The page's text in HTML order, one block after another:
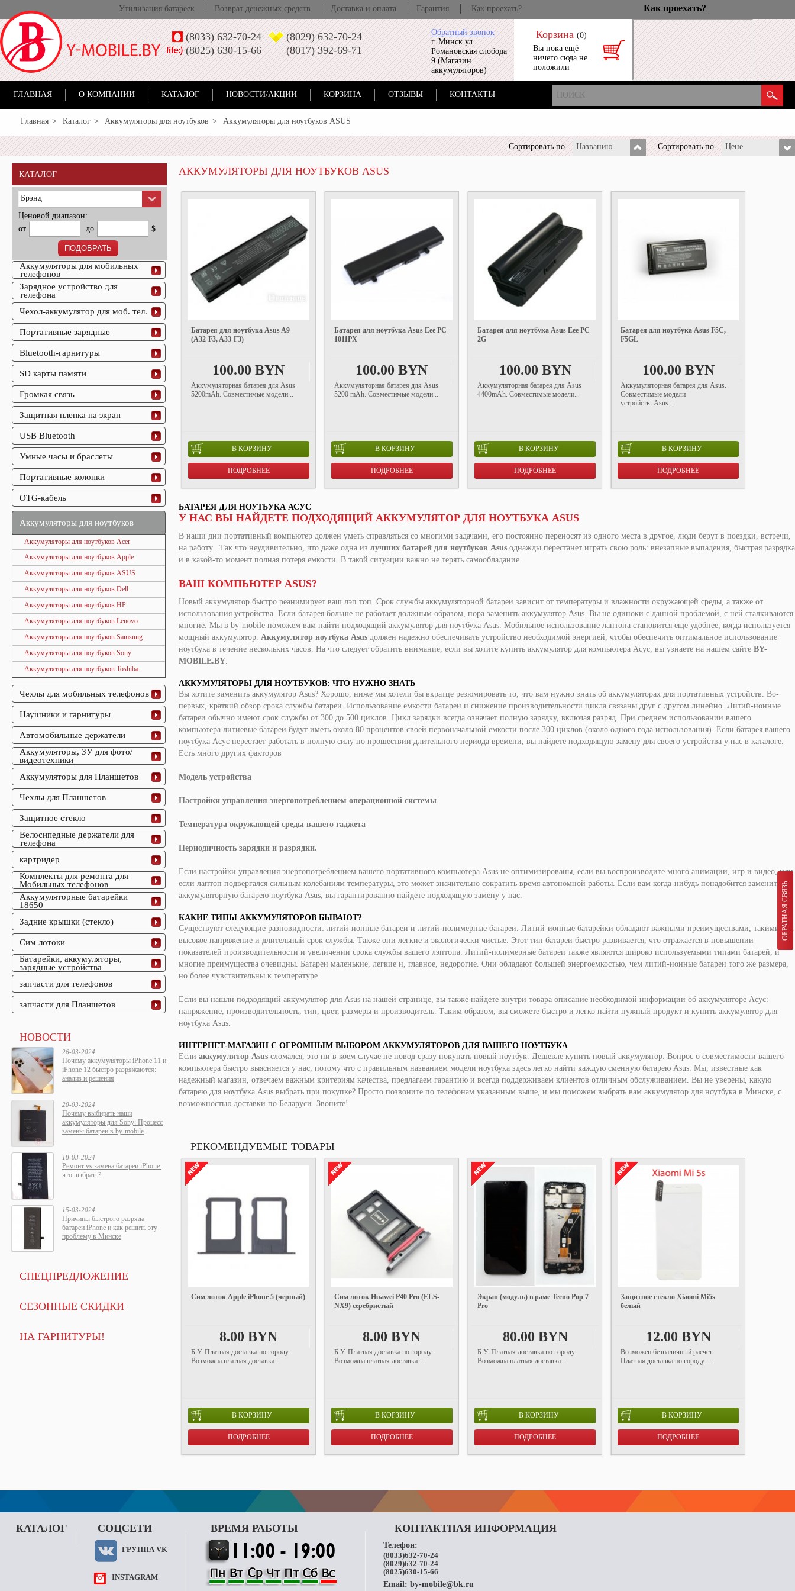
ОБРАТНАЯ СВЯЗЬ
Утилизация батареек Возврат денежных средств Доставка и оплата Гарантия Как проехать? Как проехать?
Обратный звонок
г. Минск ул.
Романовская слобода
9 (Магазин
аккумуляторов)
Корзина (0)
Вы пока ещё
ничего сюда не
положили
(8033) 632-70-24
(8029) 632-70-24
(8025) 630-15-66
(8017) 392-69-71
ГЛАВНАЯ О КОМПАНИИ КАТАЛОГ НОВОСТИ/АКЦИИ КОРЗИНА ОТЗЫВЫ КОНТАКТЫ
Главная Каталог Аккумуляторы для ноутбуков Аккумуляторы для ноутбуков ASUS
Сортировать по Названию Сортировать по Цене
КАТАЛОГ
Брэнд
Ценовой диапазон:
от
до $
Аккумуляторы для мобильных
телефонов
Зарядное устройство для
телефона
Чехол-аккумулятор для моб. тел.
Портативные зарядные
Bluetooth-гарнитуры
SD карты памяти
Громкая связь
Защитная пленка на экран
USB Bluetooth
Умные часы и браслеты
Портативные колонки
OTG-кабель
Аккумуляторы для ноутбуков
Аккумуляторы для ноутбуков Acer
Аккумуляторы для ноутбуков Apple
Аккумуляторы для ноутбуков ASUS
Аккумуляторы для ноутбуков Dell
Аккумуляторы для ноутбуков HP
Аккумуляторы для ноутбуков Lenovo
Аккумуляторы для ноутбуков Samsung
Аккумуляторы для ноутбуков Sony
Аккумуляторы для ноутбуков Toshiba
Чехлы для мобильных телефонов
Наушники и гарнитуры
Автомобильные держатели
Аккумуляторы, ЗУ для фото/
видеотехники
Аккумуляторы для Планшетов
Чехлы для Планшетов
Защитное стекло
Велосипедные держатели для
телефона
картридер
Комплекты для ремонта для
Мобильных телефонов
Аккумуляторные батарейки
18650
Задние крышки (стекло)
Сим лотоки
Батарейки, аккумуляторы,
зарядные устройства
запчасти для телефонов
запчасти для Планшетов
НОВОСТИ
26-03-2024
Почему аккумуляторы iPhone 11 и
iPhone 12 быстро разряжаются:
анализ и решения
20-03-2024
Почему выбирать наши
аккумуляторы для Sony: Процесс
замены батареи в by-mobile
18-03-2024
Ремонт vs замена батареи iPhone:
что выбрать?
15-03-2024
Причины быстрого разряда
батареи iPhone и как решить эту
проблему в Минске
СПЕЦПРЕДЛОЖЕНИЕ
СЕЗОННЫЕ СКИДКИ
НА ГАРНИТУРЫ!
АККУМУЛЯТОРЫ ДЛЯ НОУТБУКОВ ASUS
Батарея для ноутбука Asus A9
(A32-F3, A33-F3)
100.00 BYN
Аккумуляторная батарея для Asus
5200mAh. Совместимые модели...
В КОРЗИНУ
ПОДРОБНЕЕ
Батарея для ноутбука Asus Eee PC
1011PX
100.00 BYN
Аккумуляторная батарея для Asus
5200 mAh. Совместимые модели...
В КОРЗИНУ
ПОДРОБНЕЕ
Батарея для ноутбука Asus Eee PC
2G
100.00 BYN
Аккумуляторная батарея для Asus
4400mAh. Совместимые модели...
В КОРЗИНУ
ПОДРОБНЕЕ
Батарея для ноутбука Asus F5C,
F5GL
100.00 BYN
Аккумуляторная батарея для Asus.
Совместимые модели
устройств: Asus...
В КОРЗИНУ
ПОДРОБНЕЕ
БАТАРЕЯ ДЛЯ НОУТБУКА АСУС
У НАС ВЫ НАЙДЕТЕ ПОДХОДЯЩИЙ АККУМУЛЯТОР ДЛЯ НОУТБУКА ASUS
В наши дни портативный компьютер должен уметь справляться со многими задачами, его постоянно переносят из одного места в другое, люди берут в поездки, встречи,
на работу. Так что неудивительно, что даже одна из лучших батарей для ноутбуков Asus однажды перестанет играть свою роль: внезапные выпадения, быстрая разрядка
и в какой-то момент полная потеря емкости. В такой ситуации важно не терять самообладание.
ВАШ КОМПЬЮТЕР ASUS?
Новый аккумулятор быстро реанимирует ваш лэп топ. Срок службы аккумуляторной батареи зависит от температуры и влажности окружающей среды, а также от
использования устройства. Если батарея больше не работает должным образом, пора заменить аккумулятор Asus. Вы не одиноки с данной проблемой, с ней сталкиваются
многие. Мы в by-mobile поможем вам найти подходящий аккумулятор для ноутбука Asus. Мобильное использование лаптопа становится еще удобнее, когда используется
мощный аккумулятор. Аккумулятор ноутбука Asus должен надежно обеспечивать устройство необходимой энергией, чтобы обеспечить оптимальное использование
ноутбука в течение нескольких часов. На что следует обратить внимание, если вы хотите купить аккумулятор для компьютера Асус, вы узнаете на нашем сайте BY-
MOBILE.BY.
АККУМУЛЯТОРЫ ДЛЯ НОУТБУКОВ: ЧТО НУЖНО ЗНАТЬ
Вы хотите заменить аккумулятор Asus? Хорошо, ниже мы хотели бы вкратце резюмировать то, что вам нужно знать об аккумуляторах для портативных устройств. Во-
первых, краткий обзор срока службы батареи. Использование емкости батареи и снижение производительности цикла связаны друг с другом линейно. Литий-ионные
батареи обычно имеют срок службы от 300 до 500 циклов. Цикл зарядки всегда означает полную зарядку, включая разряд. При среднем использовании вашего
компьютера литиевые батареи будут иметь около 80 процентов своей первоначальной емкости после 300 циклов (около одного года использования). Если батарея вашего
ноутбука Асус перестает работать в полную силу по прошествии длительного периода времени, вы найдете подходящую замену для своего устройства у нас в каталоге.
Есть много других факторов
Модель устройства
Настройки управления энергопотреблением операционной системы
Температура окружающей среды вашего гаджета
Периодичность зарядки и разрядки.
Если настройки управления энергопотреблением вашего портативного компьютера Asus не оптимизированы, если вы воспроизводите много анимации, игр и видео, или
если лаптоп подвергался сильным колебаниям температуры, это может значительно сократить время автономной работы. Если вам когда-нибудь понадобится заменить
аккумуляторную батарею ноутбука Asus, вы гарантированно найдете подходящую замену у нас.
КАКИЕ ТИПЫ АККУМУЛЯТОРОВ БЫВАЮТ?
Существуют следующие разновидности: литий-ионные батареи и литий-полимерные батареи. Литий-ионные батарейки обладают важными преимуществами, такими как
высокое напряжение и длительный срок службы. Также они легкие и экологически чистые. Этот тип батареи быстро развивается, что отражается в повышении
показателей производительности и увеличении срока службы вашего лэптопа. Литий-полимерные батареи также являются широко используемыми типами батарей, и
многие преимущества очевидны. Батареи маленькие, легкие и, главное, недорогие. Они обладают большей энергоемкостью, чем литий-ионные батареи того же размера,
но более чувствительны к температуре.
Если вы нашли подходящий аккумулятор для Asus на нашей странице, вы также найдете внутри товара описание необходимой информации об аккумуляторе Асус:
напряжение, производительность, тип, цвет, размеры и производитель. Таким образом, вы сможете быстро и легко найти нужный продукт и купить аккумулятор для
ноутбука Asus.
ИНТЕРНЕТ-МАГАЗИН С ОГРОМНЫМ ВЫБОРОМ АККУМУЛЯТОРОВ ДЛЯ ВАШЕГО НОУТБУКА
Если аккумулятор Asus сломался, это ни в коем случае не повод сразу покупать новый ноутбук. Дешевле купить новый аккумулятор. Вопрос о совместимости вашего
компьютера быстро выясняется у нас, потому что с правильным названием модели ноутбука здесь легко найти каждую сменную батарею Asus. Мы, известные как
надежный магазин, отвечаем важным критериям качества, предлагаем гарантию и всегда поддерживаем клиентов отличным обслуживанием. Вы не уверены, какую
батарею для ноутбука Asus выбрать при покупке? Просто позвоните по телефонам указанным выше, и мы поможем выбрать вам аккумулятор для ноутбука в Минске, с
возможностью доставки по Беларуси. Звоните!
РЕКОМЕНДУЕМЫЕ ТОВАРЫ
Сим лоток Apple iPhone 5 (черный)
8.00 BYN
Б.У. Платная доставка по городу.
Возможна платная доставка...
В КОРЗИНУ
ПОДРОБНЕЕ
Сим лоток Huawei P40 Pro (ELS-
NX9) серебристый
8.00 BYN
Б.У. Платная доставка по городу.
Возможна платная доставка...
В КОРЗИНУ
ПОДРОБНЕЕ
Экран (модуль) в раме Tecno Pop 7
Pro
80.00 BYN
Б.У. Платная доставка по городу.
Возможна платная доставка...
В КОРЗИНУ
ПОДРОБНЕЕ
Защитное стекло Xiaomi Mi5s
белый
12.00 BYN
Возможен безналичный расчет.
Платная доставка по городу....
В КОРЗИНУ
ПОДРОБНЕЕ
КАТАЛОГ СОЦСЕТИ
ГРУППА VK
INSTAGRAM
ВРЕМЯ РАБОТЫ КОНТАКТНАЯ ИНФОРМАЦИЯ
Телефон:
(8033)632-70-24
(8029)632-70-24
(8025)630-15-66
Email: by-mobile@bk.ru